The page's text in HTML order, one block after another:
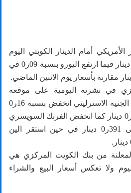
أمام الدينار الكويتي اليوم
الاثنين عند مستوى 306ر0 دينار فيما ارتفع اليورو بنسبة 09ر0 في
في نشرته اليومية على موقعه
الإلكتروني إن سعر صرف الجنيه الاسترليني انخفض بنسبة 16ر0
في المئة إلى مستوى 412ر0 دينار كما انخفض الفرنك السويسري
بنسبة 11ر0 في المئة إلى 391ر0 دينار في حين استقر الين
من بنك الكويت المركزي هي
ولا تعكس أسعار البيع والشراء